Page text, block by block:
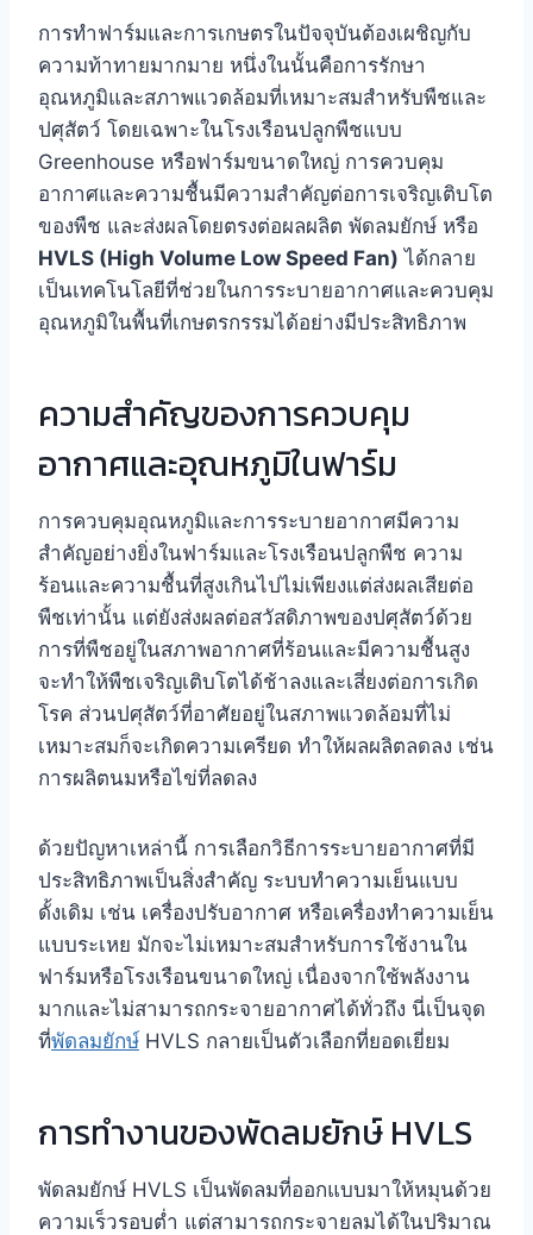
การทำฟาร์มและการเกษตรในปัจจุบันต้องเผชิญกับ
ความท้าทายมากมาย หนึ่งในนั้นคือการรักษา
อุณหภูมิและสภาพแวดล้อมที่เหมาะสมสำหรับพืชและ
ปศุสัตว์ โดยเฉพาะในโรงเรือนปลูกพืชแบบ
Greenhouse หรือฟาร์มขนาดใหญ่ การควบคุม
อากาศและความชื้นมีความสำคัญต่อการเจริญเติบโต
ของพืช และส่งผลโดยตรงต่อผลผลิต พัดลมยักษ์ หรือ
HVLS (High Volume Low Speed Fan) ได้กลาย
เป็นเทคโนโลยีที่ช่วยในการระบายอากาศและควบคุม
อุณหภูมิในพื้นที่เกษตรกรรมได้อย่างมีประสิทธิภาพ
ความสำคัญของการควบคุม
อากาศและอุณหภูมิในฟาร์ม
การควบคุมอุณหภูมิและการระบายอากาศมีความ
สำคัญอย่างยิ่งในฟาร์มและโรงเรือนปลูกพืช ความ
ร้อนและความชื้นที่สูงเกินไปไม่เพียงแต่ส่งผลเสียต่อ
พืชเท่านั้น แต่ยังส่งผลต่อสวัสดิภาพของปศุสัตว์ด้วย
การที่พืชอยู่ในสภาพอากาศที่ร้อนและมีความชื้นสูง
จะทำให้พืชเจริญเติบโตได้ช้าลงและเสี่ยงต่อการเกิด
โรค ส่วนปศุสัตว์ที่อาศัยอยู่ในสภาพแวดล้อมที่ไม่
เหมาะสมก็จะเกิดความเครียด ทำให้ผลผลิตลดลง เช่น
การผลิตนมหรือไข่ที่ลดลง
ด้วยปัญหาเหล่านี้ การเลือกวิธีการระบายอากาศที่มี
ประสิทธิภาพเป็นสิ่งสำคัญ ระบบทำความเย็นแบบ
ดั้งเดิม เช่น เครื่องปรับอากาศ หรือเครื่องทำความเย็น
แบบระเหย มักจะไม่เหมาะสมสำหรับการใช้งานใน
ฟาร์มหรือโรงเรือนขนาดใหญ่ เนื่องจากใช้พลังงาน
มากและไม่สามารถกระจายอากาศได้ทั่วถึง นี่เป็นจุด
ที่พัดลมยักษ์ HVLS กลายเป็นตัวเลือกที่ยอดเยี่ยม
การทำงานของพัดลมยักษ์ HVLS
พัดลมยักษ์ HVLS เป็นพัดลมที่ออกแบบมาให้หมุนด้วย
ความเร็วรอบต่ำ แต่สามารถกระจายลมได้ในปริมาณ